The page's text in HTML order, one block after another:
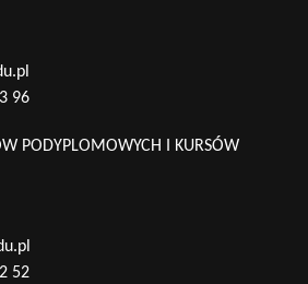
96
PODYPLOMOWYCH I KURSÓW
52